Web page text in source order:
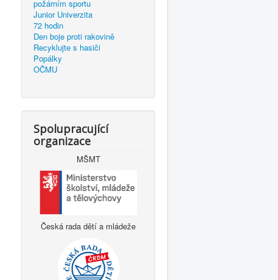
požárním sportu
Junior Univerzita
72 hodin
Den boje proti rakovině
Recyklujte s hasiči
Popálky
OČMU
Spolupracující
organizace
MŠMT
Česká rada dětí a mládeže